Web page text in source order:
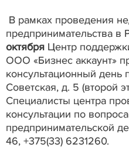
В рамках проведения
предпринимательства в
октября Центр
ООО «Бизнес аккаунт»
консультационный день
Советская, д. 5 (второй
Специалисты центра
консультации по
предпринимательской
46, +375(33) 6231260.